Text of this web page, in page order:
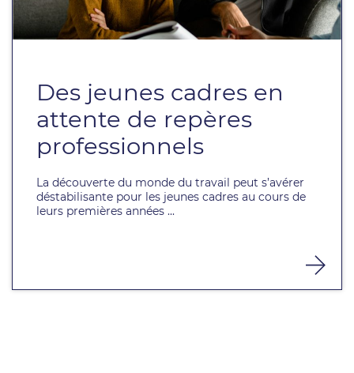
Des jeunes cadres en
attente de repères
professionnels
La découverte du monde du travail peut s’avérer
déstabilisante pour les jeunes cadres au cours de
leurs premières années ...